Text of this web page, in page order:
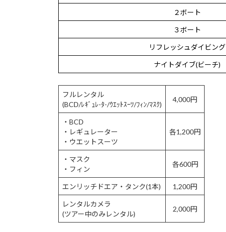
２ボート
３ボート
リフレッシュダイビング
ナイトダイブ(ビーチ)
フルレンタル
(BCD/ﾚｷﾞｭﾚ-ﾀ-/ｳｴｯﾄｽｰﾂ/ﾌｨﾝ/ﾏｽｸ)
4,000円
・BCD
・レギュレーター
・ウエットスーツ
各1,200円
・マスク
・フィン
各600円
エンリッチドエア・タンク(1本) 1,200円
レンタルカメラ
(ツアー中のみレンタル)
2,000円